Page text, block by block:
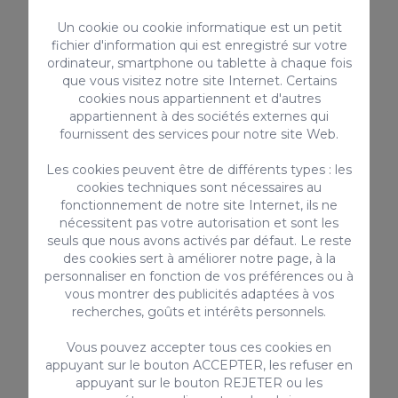
dommages antérieurs à l'enregistrement et
à nous en informer pour éviter les
malentendus.
Le non-respect de l'une de ces règles
entraîne la perte totale de la garantie
déposée.
L'enregistrement tardif entraîne les frais
supplémentaires suivants:
** de 20h30 à 22h00: 30€
** de 22h00 à minuit: 50€
** de minuit à 1h30: 80€
Code de licence touristique régionale pour les
locations de vacances : VV-35-1-0018236
Un cookie ou cookie informatique est un petit
fichier d'information qui est enregistré sur votre
ordinateur, smartphone ou tablette à chaque fois
que vous visitez notre site Internet. Certains
cookies nous appartiennent et d'autres
appartiennent à des sociétés externes qui
fournissent des services pour notre site Web.
Les cookies peuvent être de différents types : les
cookies techniques sont nécessaires au
fonctionnement de notre site Internet, ils ne
nécessitent pas votre autorisation et sont les
seuls que nous avons activés par défaut. Le reste
des cookies sert à améliorer notre page, à la
personnaliser en fonction de vos préférences ou à
vous montrer des publicités adaptées à vos
recherches, goûts et intérêts personnels.
Vous pouvez accepter tous ces cookies en
appuyant sur le bouton ACCEPTER, les refuser en
appuyant sur le bouton REJETER ou les